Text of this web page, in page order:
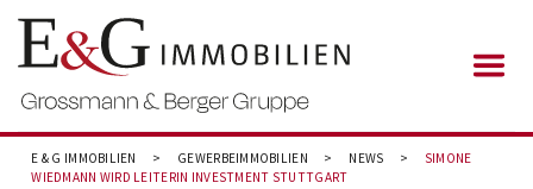
E & G IMMOBILIEN > GEWERBEIMMOBILIEN > NEWS >
SIMONE
WIEDMANN WIRD LEITERIN INVESTMENT STUTTGART